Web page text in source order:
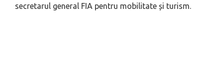
secretarul general FIA pentru mobilitate și turism.